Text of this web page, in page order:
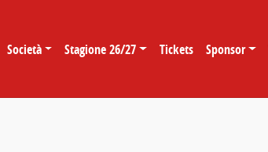
Società Stagione 26/27 Tickets Sponsor